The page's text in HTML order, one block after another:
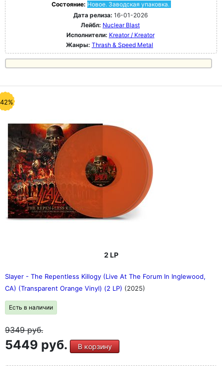
Состояние: Новое. Заводская упаковка.
Дата релиза: 16-01-2026
Лейбл: Nuclear Blast
Исполнители: Kreator / Kreator
Жанры: Thrash & Speed Metal
2 LP
Slayer - The Repentless Killogy (Live At The Forum In Inglewood,
CA) (Transparent Orange Vinyl) (2 LP) (2025)
Есть в наличии
9349руб.
5449 руб. В корзину